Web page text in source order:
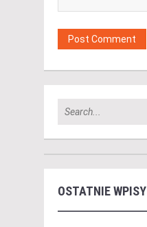
OSTATNIE WPISY